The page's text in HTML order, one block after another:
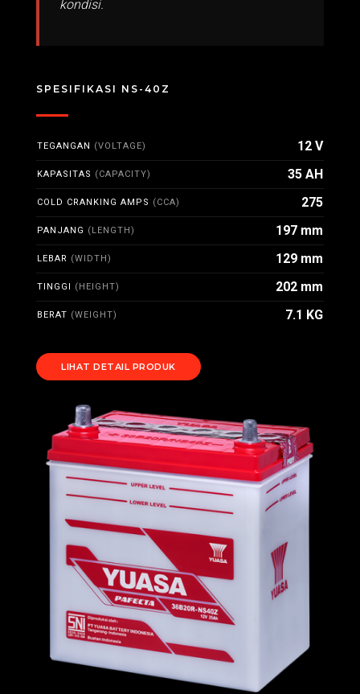
kondisi.
SPESIFIKASI NS-40Z
TEGANGAN (VOLTAGE) 12 V
KAPASITAS (CAPACITY) 35 AH
COLD CRANKING AMPS (CCA) 275
PANJANG (LENGTH) 197 mm
LEBAR (WIDTH) 129 mm
TINGGI (HEIGHT) 202 mm
BERAT (WEIGHT) 7.1 KG
LIHAT DETAIL PRODUK